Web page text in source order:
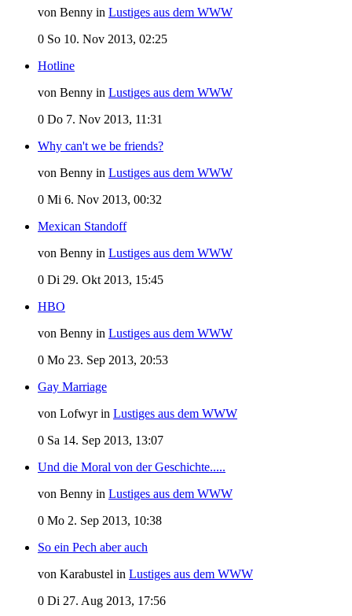
von Benny in Lustiges aus dem WWW
0 So 10. Nov 2013, 02:25
Hotline
von Benny in Lustiges aus dem WWW
0 Do 7. Nov 2013, 11:31
Why can't we be friends?
von Benny in Lustiges aus dem WWW
0 Mi 6. Nov 2013, 00:32
Mexican Standoff
von Benny in Lustiges aus dem WWW
0 Di 29. Okt 2013, 15:45
HBO
von Benny in Lustiges aus dem WWW
0 Mo 23. Sep 2013, 20:53
Gay Marriage
von Lofwyr in Lustiges aus dem WWW
0 Sa 14. Sep 2013, 13:07
Und die Moral von der Geschichte.....
von Benny in Lustiges aus dem WWW
0 Mo 2. Sep 2013, 10:38
So ein Pech aber auch
von Karabustel in Lustiges aus dem WWW
0 Di 27. Aug 2013, 17:56